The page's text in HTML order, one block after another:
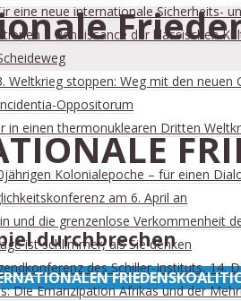
eine neue internationale Sicherheits-
– Renaissance der klassischen
Weltkrieg stoppen: Weg mit den neuen
Oppositorum
in einen thermonuklearen Dritten
Kolonialepoche – für einen
am 6. April an
und die grenzenlose Verkommenheit
ist schlimmer, als Sie denken
des Schiller-Instituts, 14.
Die Emanzipation Afrikas und der
durchbrechen